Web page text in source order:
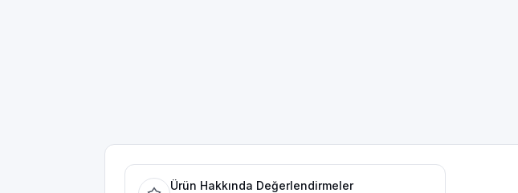
Ürün Hakkında Değerlendirmeler